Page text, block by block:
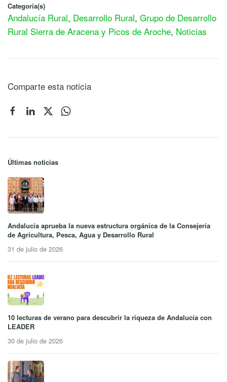
Categoría(s)
Andalucía Rural, Desarrollo Rural, Grupo de Desarrollo
Rural Sierra de Aracena y Picos de Aroche, Noticias
Comparte esta noticia
Últimas noticias
Andalucía aprueba la nueva estructura orgánica de la Consejería
de Agricultura, Pesca, Agua y Desarrollo Rural
31 de julio de 2026
10 lecturas de verano para descubrir la riqueza de Andalucía con
LEADER
30 de julio de 2026